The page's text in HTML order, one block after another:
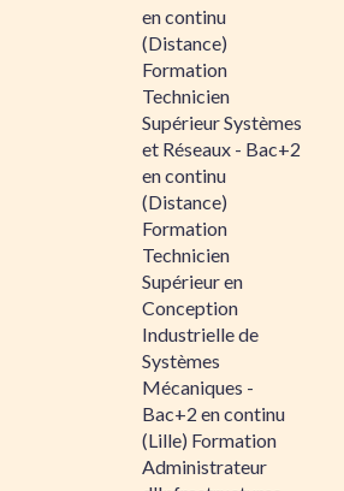
en continu
(Distance)
Formation
Technicien
Supérieur Systèmes
et Réseaux - Bac+2
en continu
(Distance)
Formation
Technicien
Supérieur en
Conception
Industrielle de
Systèmes
Mécaniques -
Bac+2 en continu
(Lille) Formation
Administrateur